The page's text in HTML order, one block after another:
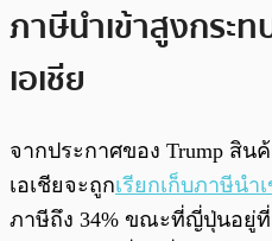
ภาษีนำเข้าสูงกระท
เอเชีย
จากประกาศของ Trump สิน
เอเชียจะถูกเรียกเก็บภาษีนำ
ภาษีถึง 34% ขณะที่ญี่ปุ่นอยู่ที่